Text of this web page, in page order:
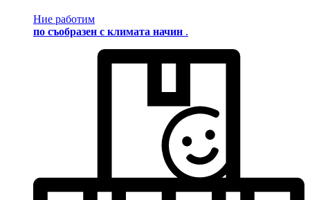
Ние работим
по съобразен с климата начин .